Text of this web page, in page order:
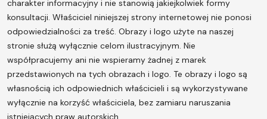
charakter informacyjny i nie stanowią jakiejkolwiek formy
konsultacji. Właściciel niniejszej strony internetowej nie ponosi
odpowiedzialności za treść. Obrazy i logo użyte na naszej
stronie służą wyłącznie celom ilustracyjnym. Nie
współpracujemy ani nie wspieramy żadnej z marek
przedstawionych na tych obrazach i logo. Te obrazy i logo są
własnością ich odpowiednich właścicieli i są wykorzystywane
wyłącznie na korzyść właściciela, bez zamiaru naruszania
istniejących praw autorskich.